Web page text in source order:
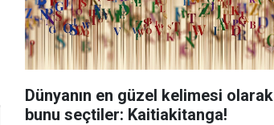
Dünyanın en güzel kelimesi olarak
bunu seçtiler: Kaitiakitanga!